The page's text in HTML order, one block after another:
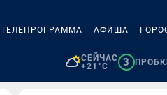
ТЕЛЕПРОГРАММА АФИША
СЕЙЧАС
+21°C
3